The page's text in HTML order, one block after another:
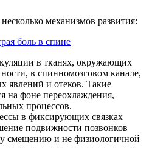
механизмов развития:
боль в спине
в тканях, окружающих
в спинномозговом канале,
явлений и отеков. Такие
на фоне переохлаждения,
процессов.
в фиксирующих связках
подвижности позвонков
смещению и не физиологичной